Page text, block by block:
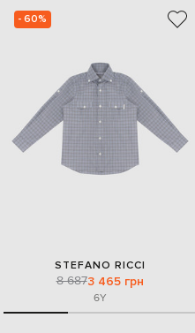
- 60%
STEFANO RICCI
8 6873 465 грн
6Y